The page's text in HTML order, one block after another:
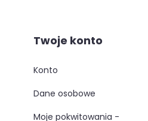
Twoje konto
konto
dane osobowe
moje pokwitowania -